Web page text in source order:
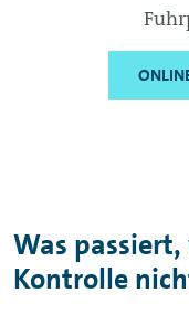
Was
Kontrolle